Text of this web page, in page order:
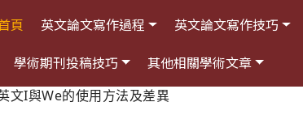
頁 英文論文寫作過程 英文論文寫作技巧
學術期刊投稿技巧 其他相關學術文章
文I與We的使用方法及差異